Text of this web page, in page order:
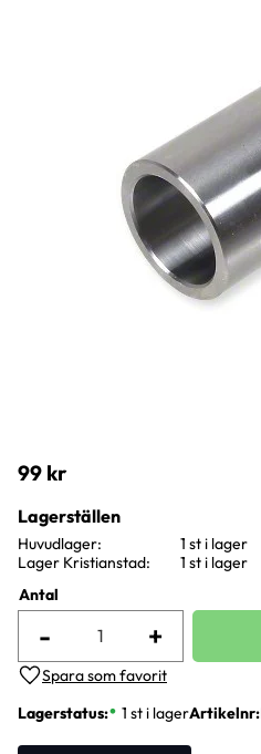
99 kr
Antal
+
-
Lägg till i favoriter
Lagerstatus 1 st i lagerArtikelnr
Lagerställen
Huvudlager
1 st i lager
Lager Kristianstad
1 st i lager